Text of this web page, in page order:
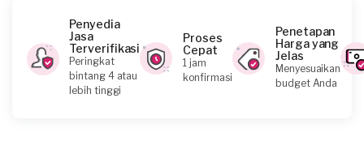
Meilinda requested Service Pompa Air
13 hari yang lalu
Surabaya, Jawa Timur
Penyedia
Jasa
Terverifikasi
Peringkat
bintang 4 atau
lebih tinggi
Proses
Cepat
1 jam
konfirmasi
Penetapan
Harga yang
Jelas
Menyesuaikan
budget Anda